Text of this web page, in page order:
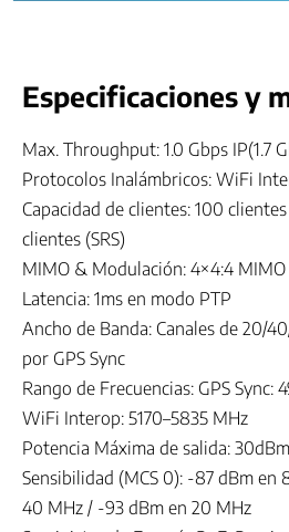
Especificaciones y
Max. Throughput: 1.0 Gbps IP(1.7
Protocolos Inalámbricos: WiFi
Capacidad de clientes: 100
clientes (SRS)
MIMO & Modulación: 4×4:4
Latencia: 1ms en modo PTP
Ancho de Banda: Canales de 20/
por GPS Sync
Rango de Frecuencias: GPS Sync:
WiFi Interop: 5170–5835 MHz
Potencia Máxima de salida: 30dBm
Sensibilidad (MCS 0): -87 dBm
40 MHz / -93 dBm en 20 MHz